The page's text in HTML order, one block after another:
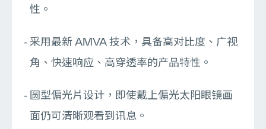
性。
采用最新 AMVA 技术，具备高对比度、广视
角、快速响应、高穿透率的产品特性。
圆型偏光片设计，即使戴上偏光太阳眼镜画
面仍可清晰观看到讯息。